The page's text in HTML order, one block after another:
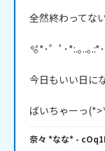
全然終わってな
🫧*･゜ﾟ･*:.｡..｡
今日もいい日に
奈々 *なな* -